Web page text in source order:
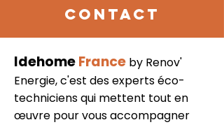
CONTACT
IdehomeFrance by Renov'
Energie, c'est des experts éco-
techniciens qui mettent tout en
œuvre pour vous accompagner